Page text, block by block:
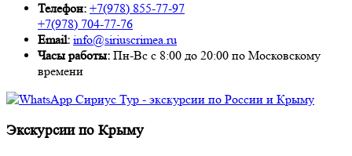
Телефон: +7(978) 855-77-97
+7(978) 704-77-76
Email: info@siriuscrimea.ru
Часы работы: Пн-Вс с 8:00 до 20:00 по Московскому
времени ​​​​​​​​​​​​​​
Экскурсии по Крыму